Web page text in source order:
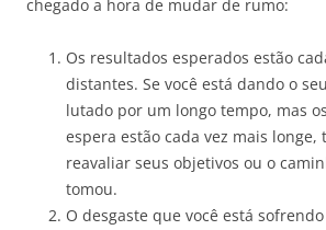
chegado a hora de mudar de rumo:
Os resultados esperados estão
distantes. Se você está dando o
lutado por um longo tempo, mas
espera estão cada vez mais longe,
reavaliar seus objetivos ou o
tomou.
O desgaste que você está